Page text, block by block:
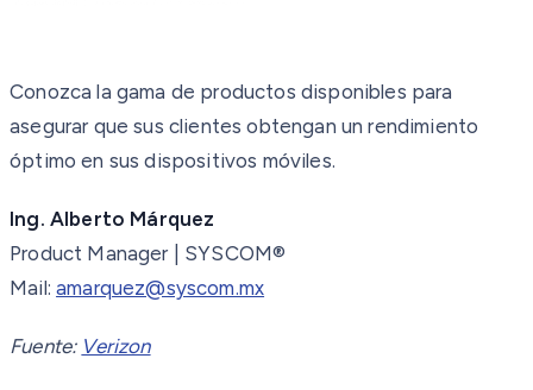
Conozca la gama de productos disponibles para
asegurar que sus clientes obtengan un rendimiento
óptimo en sus dispositivos móviles.
Ing. Alberto Márquez
Product Manager | SYSCOM®
Mail:amarquez@syscom.mx
Fuente: Verizon